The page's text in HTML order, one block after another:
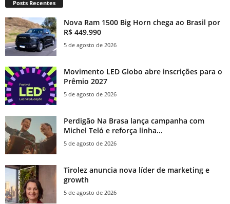
Posts Recentes
Nova Ram 1500 Big Horn chega ao Brasil por
R$ 449.990
5 de agosto de 2026
Movimento LED Globo abre inscrições para o
Prêmio 2027
5 de agosto de 2026
Perdigão Na Brasa lança campanha com
Michel Teló e reforça linha...
5 de agosto de 2026
Tirolez anuncia nova líder de marketing e
growth
5 de agosto de 2026